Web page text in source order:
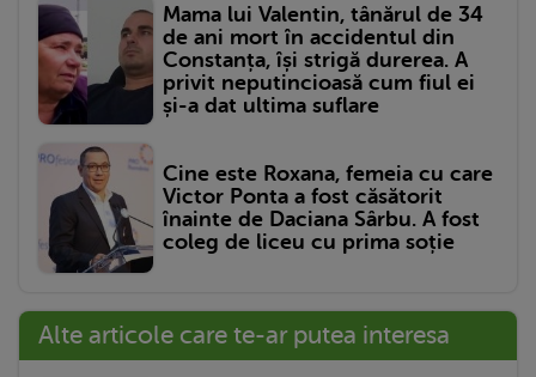
Mama lui Valentin, tânărul de 34
de ani mort în accidentul din
Constanța, își strigă durerea. A
privit neputincioasă cum fiul ei
și-a dat ultima suflare
Cine este Roxana, femeia cu care
Victor Ponta a fost căsătorit
înainte de Daciana Sârbu. A fost
coleg de liceu cu prima soție
Alte articole care te-ar putea interesa